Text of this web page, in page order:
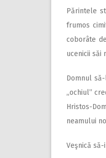
Părintele
frumos
coborâte
ucenicii săi
Domnul
„ochiul”
Hristos-
neamului
Veşnică